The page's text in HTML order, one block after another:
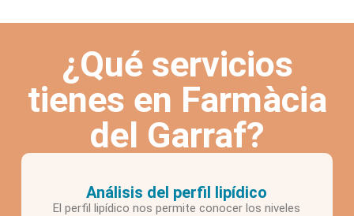
¿Qué servicios
tienes en Farmàcia
del Garraf?
Análisis del perfil lipídico
El perfil lipídico nos permite conocer los niveles